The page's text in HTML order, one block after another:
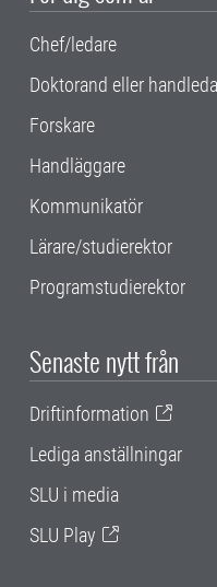
Chef/ledare
Doktorand eller
Forskare
Handläggare
Kommunikatör
Lärare/studierektor
Programstudierektor
Senaste nytt från
Driftinformation
Lediga anställningar
SLU i media
SLU Play